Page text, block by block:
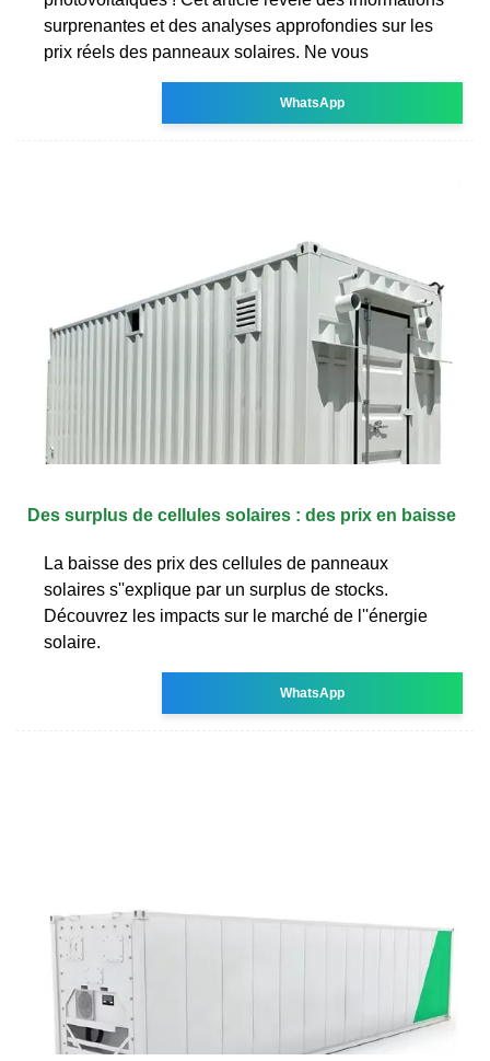
surprenantes et des analyses approfondies sur les
prix réels des panneaux solaires. Ne vous
WhatsApp
Des surplus de cellules solaires : des prix en baisse
La baisse des prix des cellules de panneaux
solaires s''explique par un surplus de stocks.
Découvrez les impacts sur le marché de l''énergie
solaire.
WhatsApp